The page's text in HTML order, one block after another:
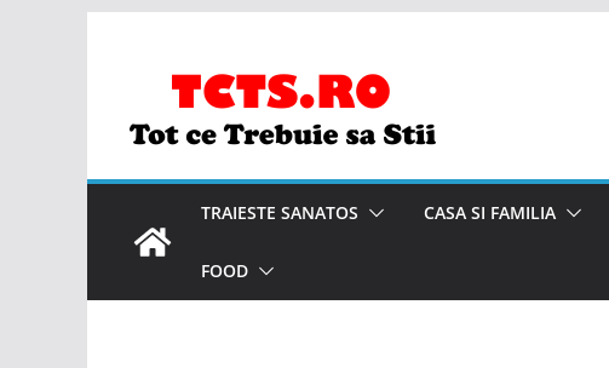
TRAIESTE SANATOS CASA SI FAMILIA
FOOD